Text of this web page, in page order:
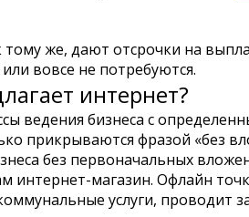
же, дают отсрочки на
вовсе не потребуются.
интернет?
ведения бизнеса с
фразой «без
без первоначальных
магазин. Офлайн
услуги, проводит